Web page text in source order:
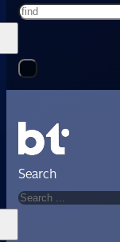
Search